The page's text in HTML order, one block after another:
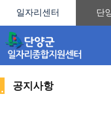
공지사항